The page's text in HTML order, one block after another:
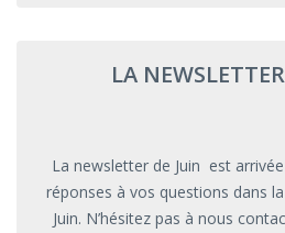
LA
La newsletter de Juin est
réponses à vos questions dans
Juin. N’hésitez pas à nous